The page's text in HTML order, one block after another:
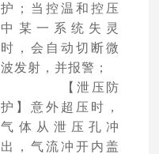
护；当控温和控压
中某一系统失灵
时，会自动切断微
波发射，并报警；
【泄压防
护】意外超压时，
气体从泄压孔冲
出，气流冲开内盖